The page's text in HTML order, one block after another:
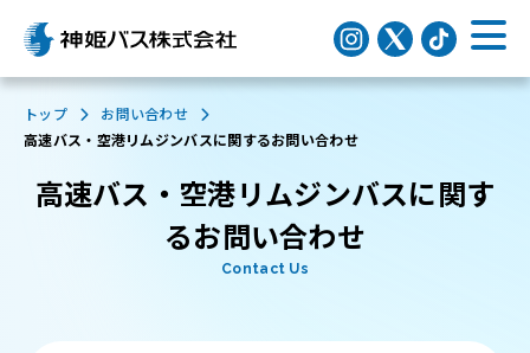
トップ
お問い合わせ
高速バス・空港リムジンバスに関するお問い合わせ
高速バス・空港リムジンバスに関す
るお問い合わせ
Contact Us